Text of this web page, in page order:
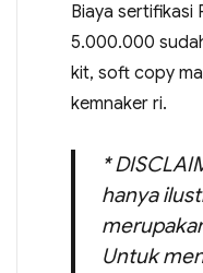
Biaya sertifikasi
5.000.000
kit, soft copy
kemnaker ri.
*
hanya
Untuk